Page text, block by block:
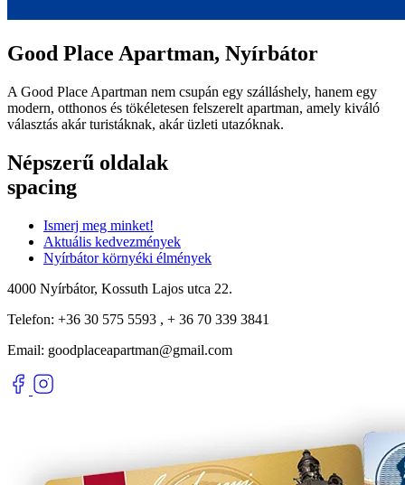
Good Place Apartman, Nyírbátor
A Good Place Apartman nem csupán egy szálláshely, hanem egy
modern, otthonos és tökéletesen felszerelt apartman, amely kiváló
választás akár turistáknak, akár üzleti utazóknak.
Népszerű oldalak
spacing
Ismerj meg minket!
Aktuális kedvezmények
Nyírbátor környéki élmények
4000 Nyírbátor, Kossuth Lajos utca 22.
Telefon: +36 30 575 5593 , + 36 70 339 3841
Email: goodplaceapartman@gmail.com